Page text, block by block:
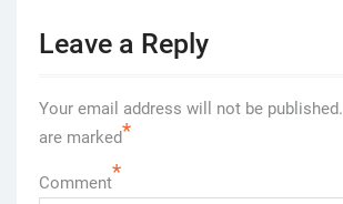
Leave a Reply
Your email address will not be published.
are marked*
Comment*